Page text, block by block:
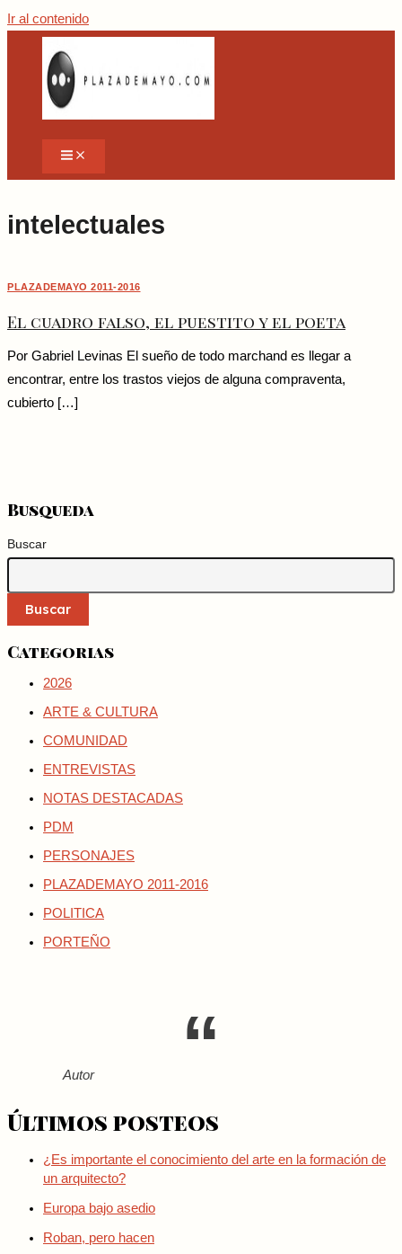
Ir al contenido
intelectuales
PLAZADEMAYO 2011-2016
El cuadro falso, el puestito y el poeta
Por Gabriel Levinas El sueño de todo marchand es llegar a
encontrar, entre los trastos viejos de alguna compraventa,
cubierto […]
Busqueda
Buscar
Buscar
Categorias
2026
ARTE & CULTURA
COMUNIDAD
ENTREVISTAS
NOTAS DESTACADAS
PDM
PERSONAJES
PLAZADEMAYO 2011-2016
POLITICA
PORTEÑO
Autor
Últimos posteos
¿Es importante el conocimiento del arte en la formación de
un arquitecto?
Europa bajo asedio
Roban, pero hacen